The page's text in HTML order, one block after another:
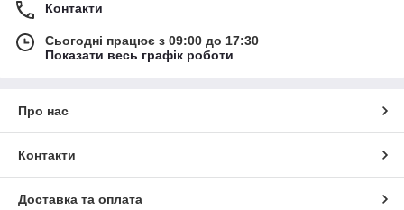
Контакти
Сьогодні працює з 09:00 до 17:30
Показати весь графік роботи
Про нас
Контакти
Доставка та оплата